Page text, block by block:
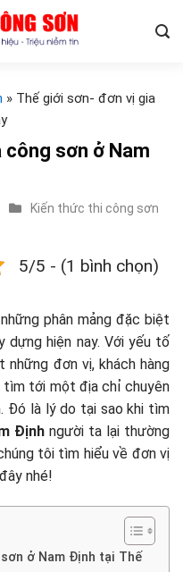
» Thế giới sơn- đơn vị gia
sơn ở Nam
Kiến thức thi công sơn
5/5 - (1 bình chọn)
phân mảng đặc biệt
dựng hiện nay. Với yếu tố
đơn vị, khách hàng
tìm tới một địa chỉ chuyên
Đó là lý do tại sao khi tìm
Định người ta lại thường
tôi tìm hiểu về đơn vị
nhé!
ở Nam Định tại Thế